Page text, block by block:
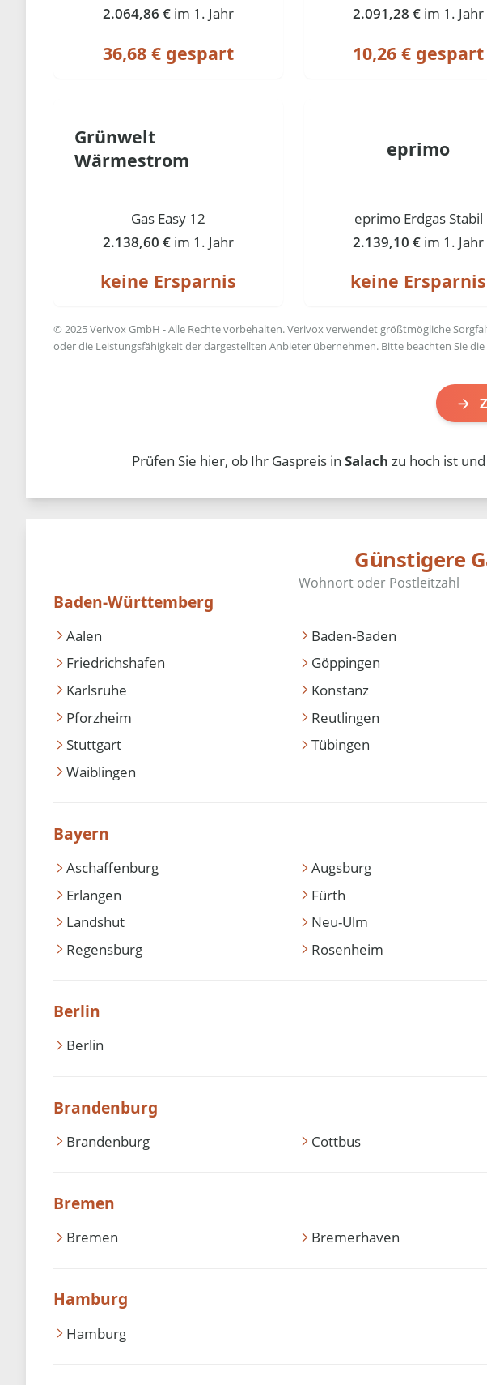
2.064,86 € im 1. Jahr
36,68 € gespart
2.091,28 € im 1. Jahr
10,26 € gespart
Grünwelt
Wärmestrom
Gas Easy 12
2.138,60 € im 1. Jahr
keine Ersparnis
eprimo
eprimo Erdgas Stabil
2.139,10 € im 1. Jahr
keine Ersparnis
© 2025 Verivox GmbH - Alle Rechte vorbehalten. Verivox verwendet größtmögliche
oder die Leistungsfähigkeit der dargestellten Anbieter übernehmen. Bitte beachten Sie die
Prüfen Sie hier, ob Ihr Gaspreis in Salach zu hoch ist
Günstigere
Baden-Württemberg
Aalen Baden-Baden
Friedrichshafen
Göppingen
Karlsruhe
Konstanz
Pforzheim
Reutlingen
Stuttgart
Tübingen
Waiblingen
Bayern
Aschaffenburg Augsburg
Erlangen
Fürth
Landshut
Neu-Ulm
Regensburg
Rosenheim
Berlin
Berlin
Brandenburg
Brandenburg Cottbus
Bremen
Bremen Bremerhaven
Hamburg
Hamburg